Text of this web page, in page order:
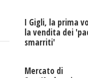
I Gigli, la prima
la vendita dei
smarriti'
Mercato di